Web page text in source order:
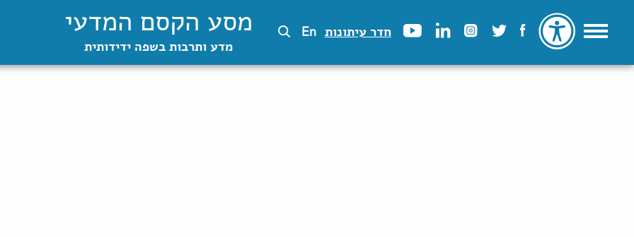
חדר עיתונות En מסע הקסם המדעי
מדע ותרבות בשפה ידידותית